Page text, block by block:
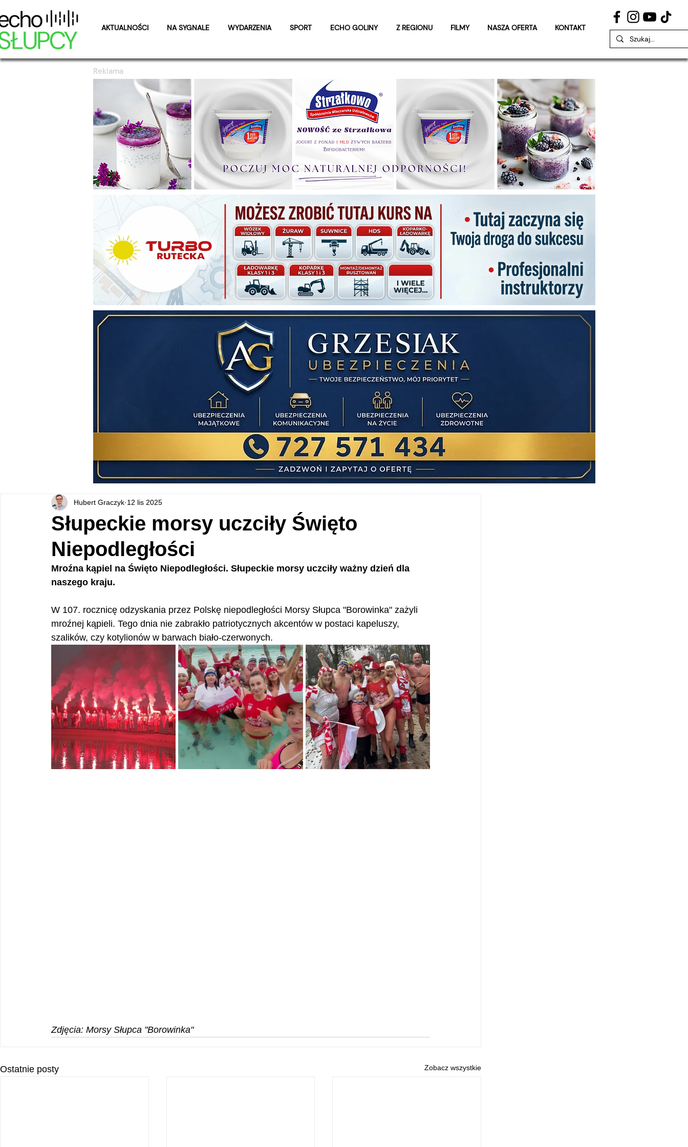
AKTUALNOŚCI NA SYGNALE WYDARZENIA SPORT ECHO GOLINY Z REGIONU FILMY NASZA OFERTA KONTAKT
Reklama
Słupeckie morsy uczciły Święto
Niepodległości
Hubert Graczyk 12 lis 2025
Mroźna kąpiel na Święto Niepodległości. Słupeckie morsy uczciły ważny dzień dla
naszego kraju.
W 107. rocznicę odzyskania przez Polskę niepodległości Morsy Słupca "Borowinka" zażyli
mroźnej kąpieli. Tego dnia nie zabrakło patriotycznych akcentów w postaci kapeluszy,
szalików, czy kotylionów w barwach biało-czerwonych.
Zdjęcia: Morsy Słupca "Borowinka"
Ostatnie posty Zobacz wszystkie